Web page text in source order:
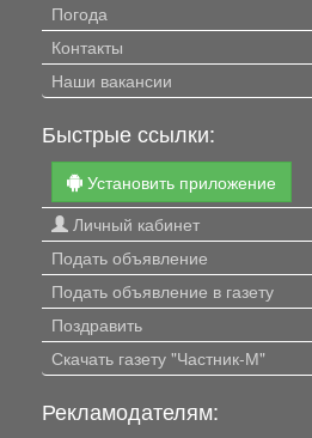
Погода
Контакты
Наши вакансии
Быстрые ссылки:
Установить приложение
Личный кабинет
Подать объявление
Подать объявление в газету
Поздравить
Скачать газету "Частник-М"
Рекламодателям: